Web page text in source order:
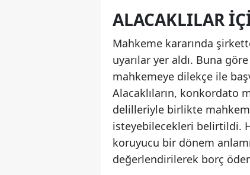
ALACAKLILAR
Mahkeme kararında
uyarılar yer aldı. Buna
mahkemeye dilekçe ile
Alacaklıların, konkordato
delilleriyle birlikte
isteyebilecekleri belirtildi.
koruyucu bir dönem
değerlendirilerek borç